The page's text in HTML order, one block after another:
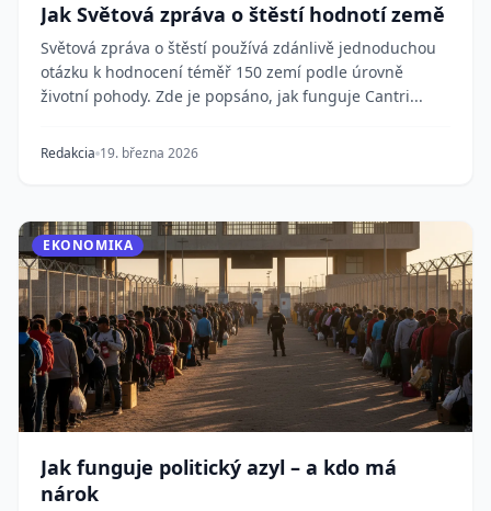
Jak Světová zpráva o štěstí hodnotí země
Světová zpráva o štěstí používá zdánlivě jednoduchou
otázku k hodnocení téměř 150 zemí podle úrovně
životní pohody. Zde je popsáno, jak funguje Cantri...
Redakcia 19. března 2026
EKONOMIKA
Jak funguje politický azyl – a kdo má
nárok